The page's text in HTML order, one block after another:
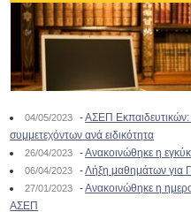
04/05/2023 -ΑΣΕΠ Εκπαιδευτικών:
συμμετεχόντων ανά ειδικότητα
26/04/2023 -Ανακοινώθηκε η
06/04/2023 -Λήξη μαθημάτων για
27/01/2023 -Ανακοινώθηκε η
ΑΣΕΠ